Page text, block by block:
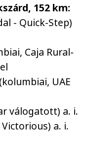
152 km:
- Quick-Step)
Caja Rural-
UAE
válogatott) a. i.
a. i.